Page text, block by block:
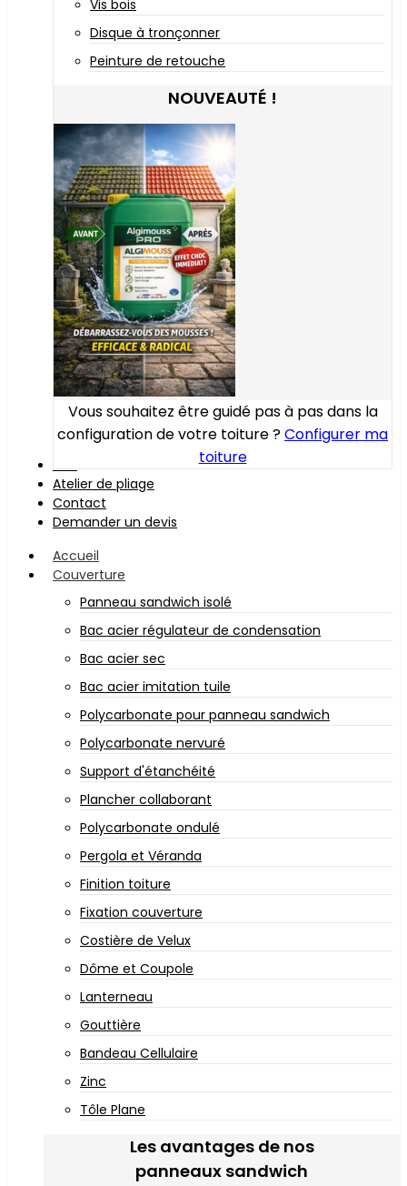
Vis bois
Disque à tronçonner
Peinture de retouche
NOUVEAUTÉ !
Vous souhaitez être guidé pas à pas dans la
configuration de votre toiture ?Configurer ma
toiture
Atelier de pliage
Contact
Demander un devis
Accueil
Couverture
Panneau sandwich isolé
Bac acier régulateur de condensation
Bac acier sec
Bac acier imitation tuile
Polycarbonate pour panneau sandwich
Polycarbonate nervuré
Support d'étanchéité
Plancher collaborant
Polycarbonate ondulé
Pergola et Véranda
Finition toiture
Fixation couverture
Costière de Velux
Dôme et Coupole
Lanterneau
Gouttière
Bandeau Cellulaire
Zinc
Tôle Plane
Les avantages de nos
panneaux sandwich